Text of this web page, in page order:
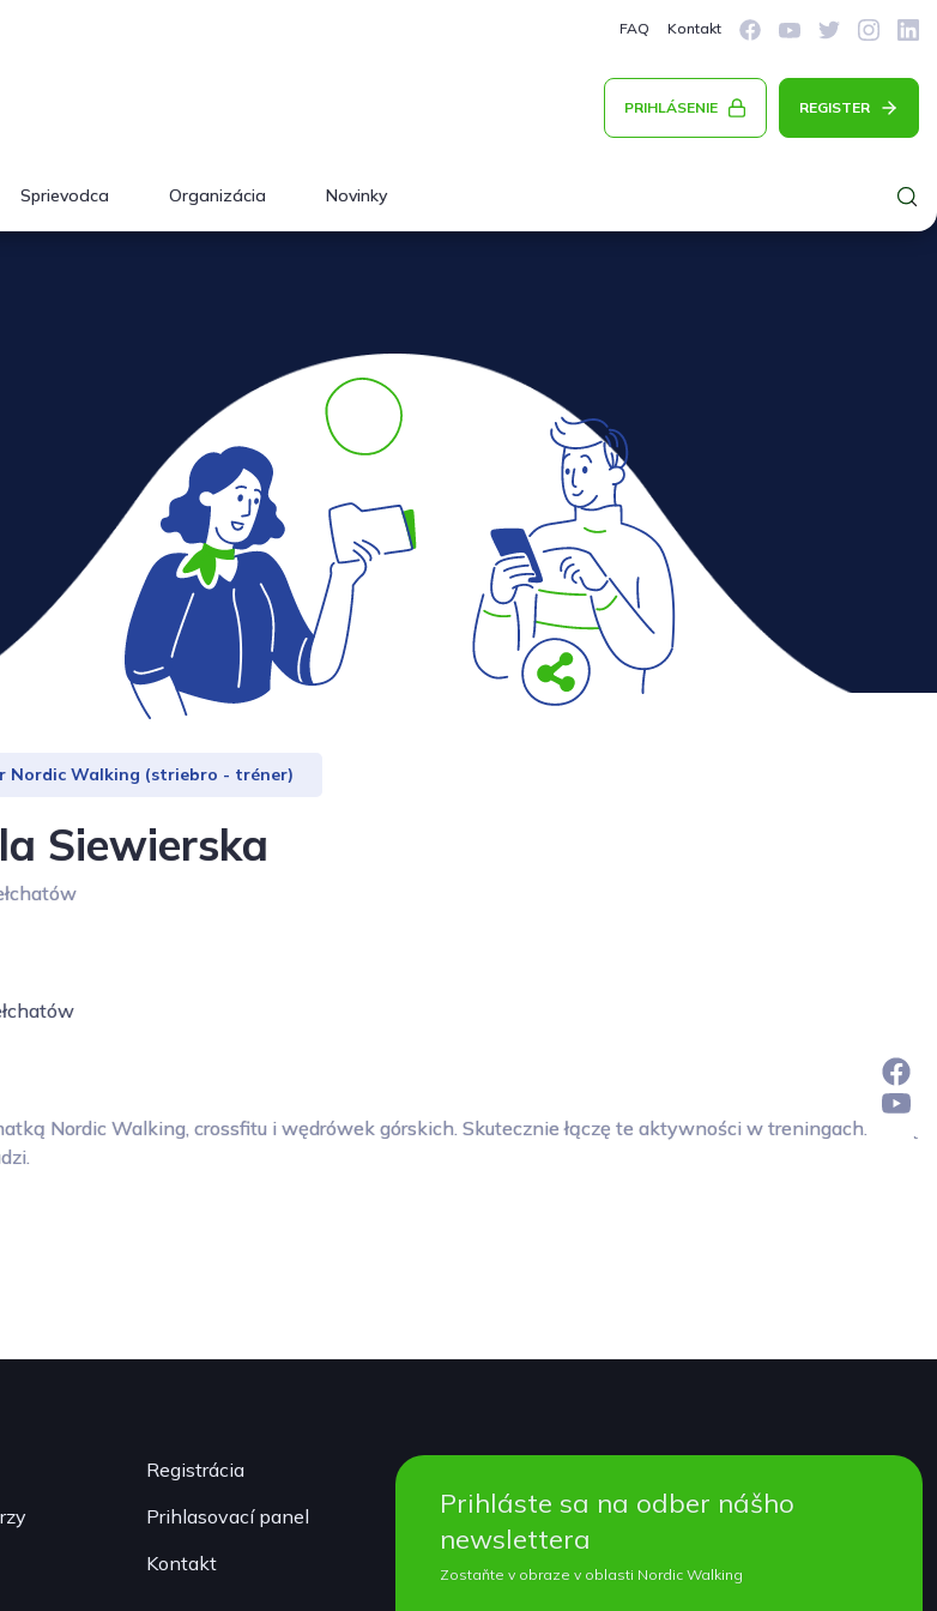
FAQ Kontakt
PRIHLÁSENIE REGISTER
Sprievodca Organizácia Novinky
Nordic Walking (striebro - tréner)
Siewierska
Nordic Walking, crossfitu i wędrówek górskich. Skutecznie łączę te aktywności w treningach. Lubię
Registrácia
Prihlasovací panel
Kontakt
Prihláste sa na odber nášho
newslettera
Zostaňte v obraze v oblasti Nordic Walking